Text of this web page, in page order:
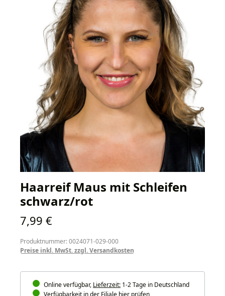
Haarreif Maus mit Schleifen
schwarz/rot
Regulärer Preis:
7,99 €
Produktnummer: 0024071-029-000
Preise inkl. MwSt. zzgl. Versandkosten
Online verfügbar, Lieferzeit: 1-2 Tage in Deutschland
Verfügbarkeit in der Filiale hier prüfen